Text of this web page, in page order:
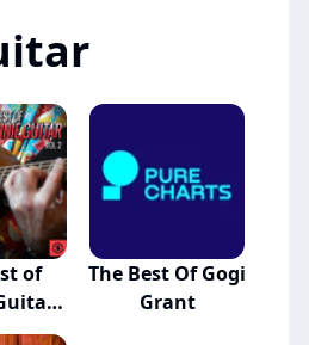
of
The Best Of Gogi
Grant